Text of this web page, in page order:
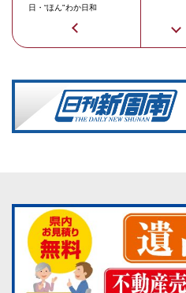
日・“ほん"わか日和